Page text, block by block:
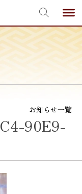
お知らせ一覧
90E9-